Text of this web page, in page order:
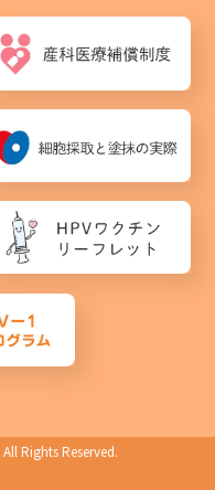
All Rights Reserved.